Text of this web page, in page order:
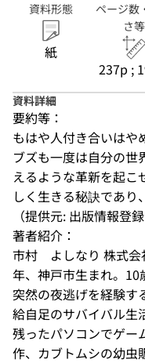
資料形態
紙
ページ数
さ等
237p ;
資料詳細
要約等：
もはや人付き合いはや
ブズも一度は自分の世
えるような革新を起こ
しく生きる秘訣であり
（提供元: 出版情報登
著者紹介：
市村　よしなり 株式
年、神戸市生まれ。10
突然の夜逃げを経験す
給自足のサバイバル生
残ったパソコンでゲー
作、カブトムシの幼虫